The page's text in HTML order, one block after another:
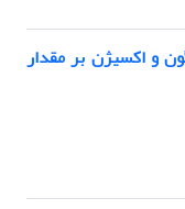
و اکسیژن بر مقدار